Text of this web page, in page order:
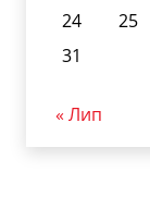
24
25
31
« Лип